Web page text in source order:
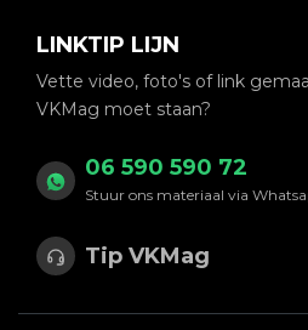
LINKTIP LIJN
Vette video, foto's of link
VKMag moet staan?
06 590 590 72
Stuur ons materiaal via
Tip VKMag